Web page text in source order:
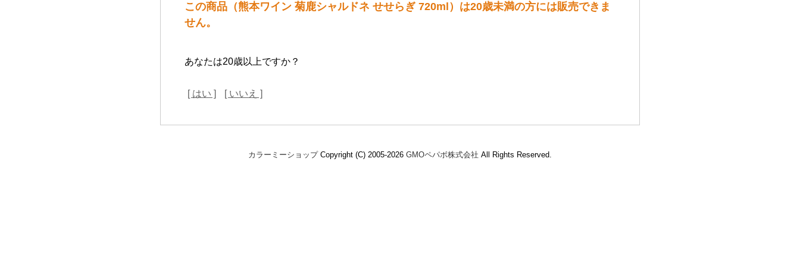
この商品（熊本ワイン 菊鹿シャルドネ せせらぎ 720ml）は20歳未満の方には販売できま
せん。
あなたは20歳以上ですか？
[ はい ] [ いいえ ]
カラーミーショップCopyright (C) 2005-2026 GMOペパボ株式会社 All Rights Reserved.